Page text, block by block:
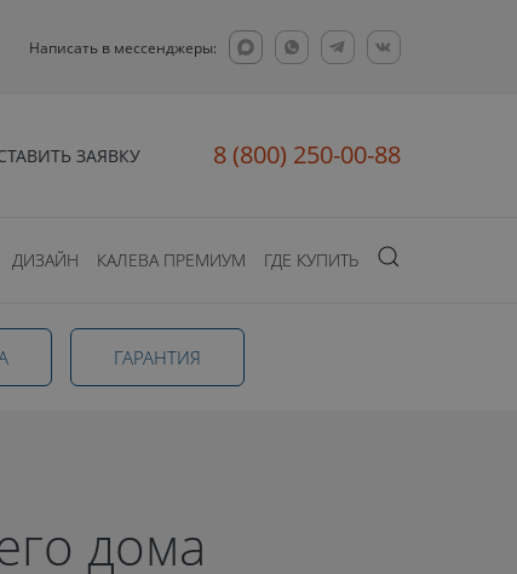
Написать в мессенджеры:
ЗАЯВКУ 8 (800) 250-00-88
ДИЗАЙН КАЛЕВА ПРЕМИУМ ГДЕ КУПИТЬ
ГАРАНТИЯ
дома